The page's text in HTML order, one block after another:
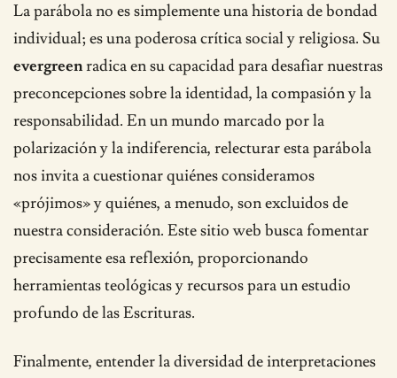
La parábola no es simplemente una historia de bondad
individual; es una poderosa crítica social y religiosa. Su
evergreenradica en su capacidad para desafiar nuestras
preconcepciones sobre la identidad, la compasión y la
responsabilidad. En un mundo marcado por la
polarización y la indiferencia, relecturar esta parábola
nos invita a cuestionar quiénes consideramos
«prójimos» y quiénes, a menudo, son excluidos de
nuestra consideración. Este sitio web busca fomentar
precisamente esa reflexión, proporcionando
herramientas teológicas y recursos para un estudio
profundo de las Escrituras.
Finalmente, entender la diversidad de interpretaciones